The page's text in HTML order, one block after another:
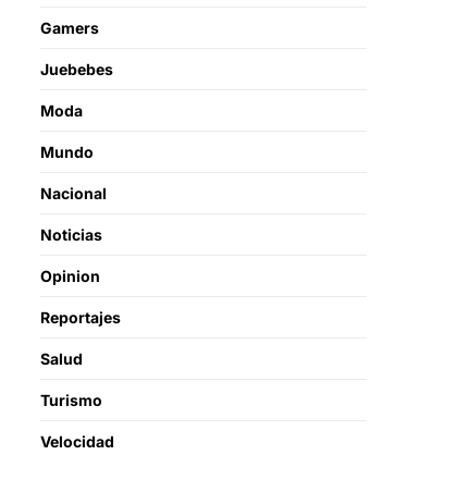
Gamers
Juebebes
Moda
Mundo
Nacional
Noticias
Opinion
Reportajes
Salud
Turismo
Velocidad